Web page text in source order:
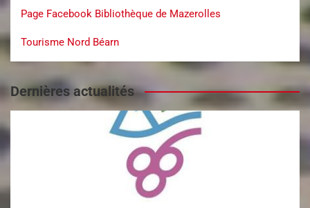
Page Facebook Bibliothèque de Mazerolles
Tourisme Nord Béarn
Dernières actualités